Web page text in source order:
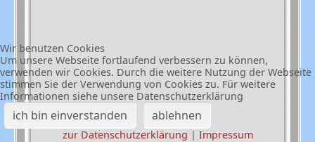
Wir benutzen Cookies
Um unsere Webseite fortlaufend verbessern zu können,
verwenden wir Cookies. Durch die weitere Nutzung der Webseite
stimmen Sie der Verwendung von Cookies zu. Für weitere
Informationen siehe unsere Datenschutzerklärung
ich bin einverstanden ablehnen
zur Datenschutzerklärung | Impressum